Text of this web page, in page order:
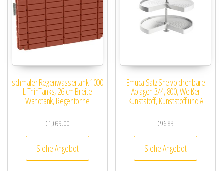
schmaler Regenwassertank 1000
L ThinTanks, 26 cm Breite
Wandtank, Regentonne
€1,099.00
Siehe Angebot
Emuca Satz Shelvo drehbare
Ablagen 3/4, 800, Weißer
Kunststoff, Kunststoff und A
€96.83
Siehe Angebot